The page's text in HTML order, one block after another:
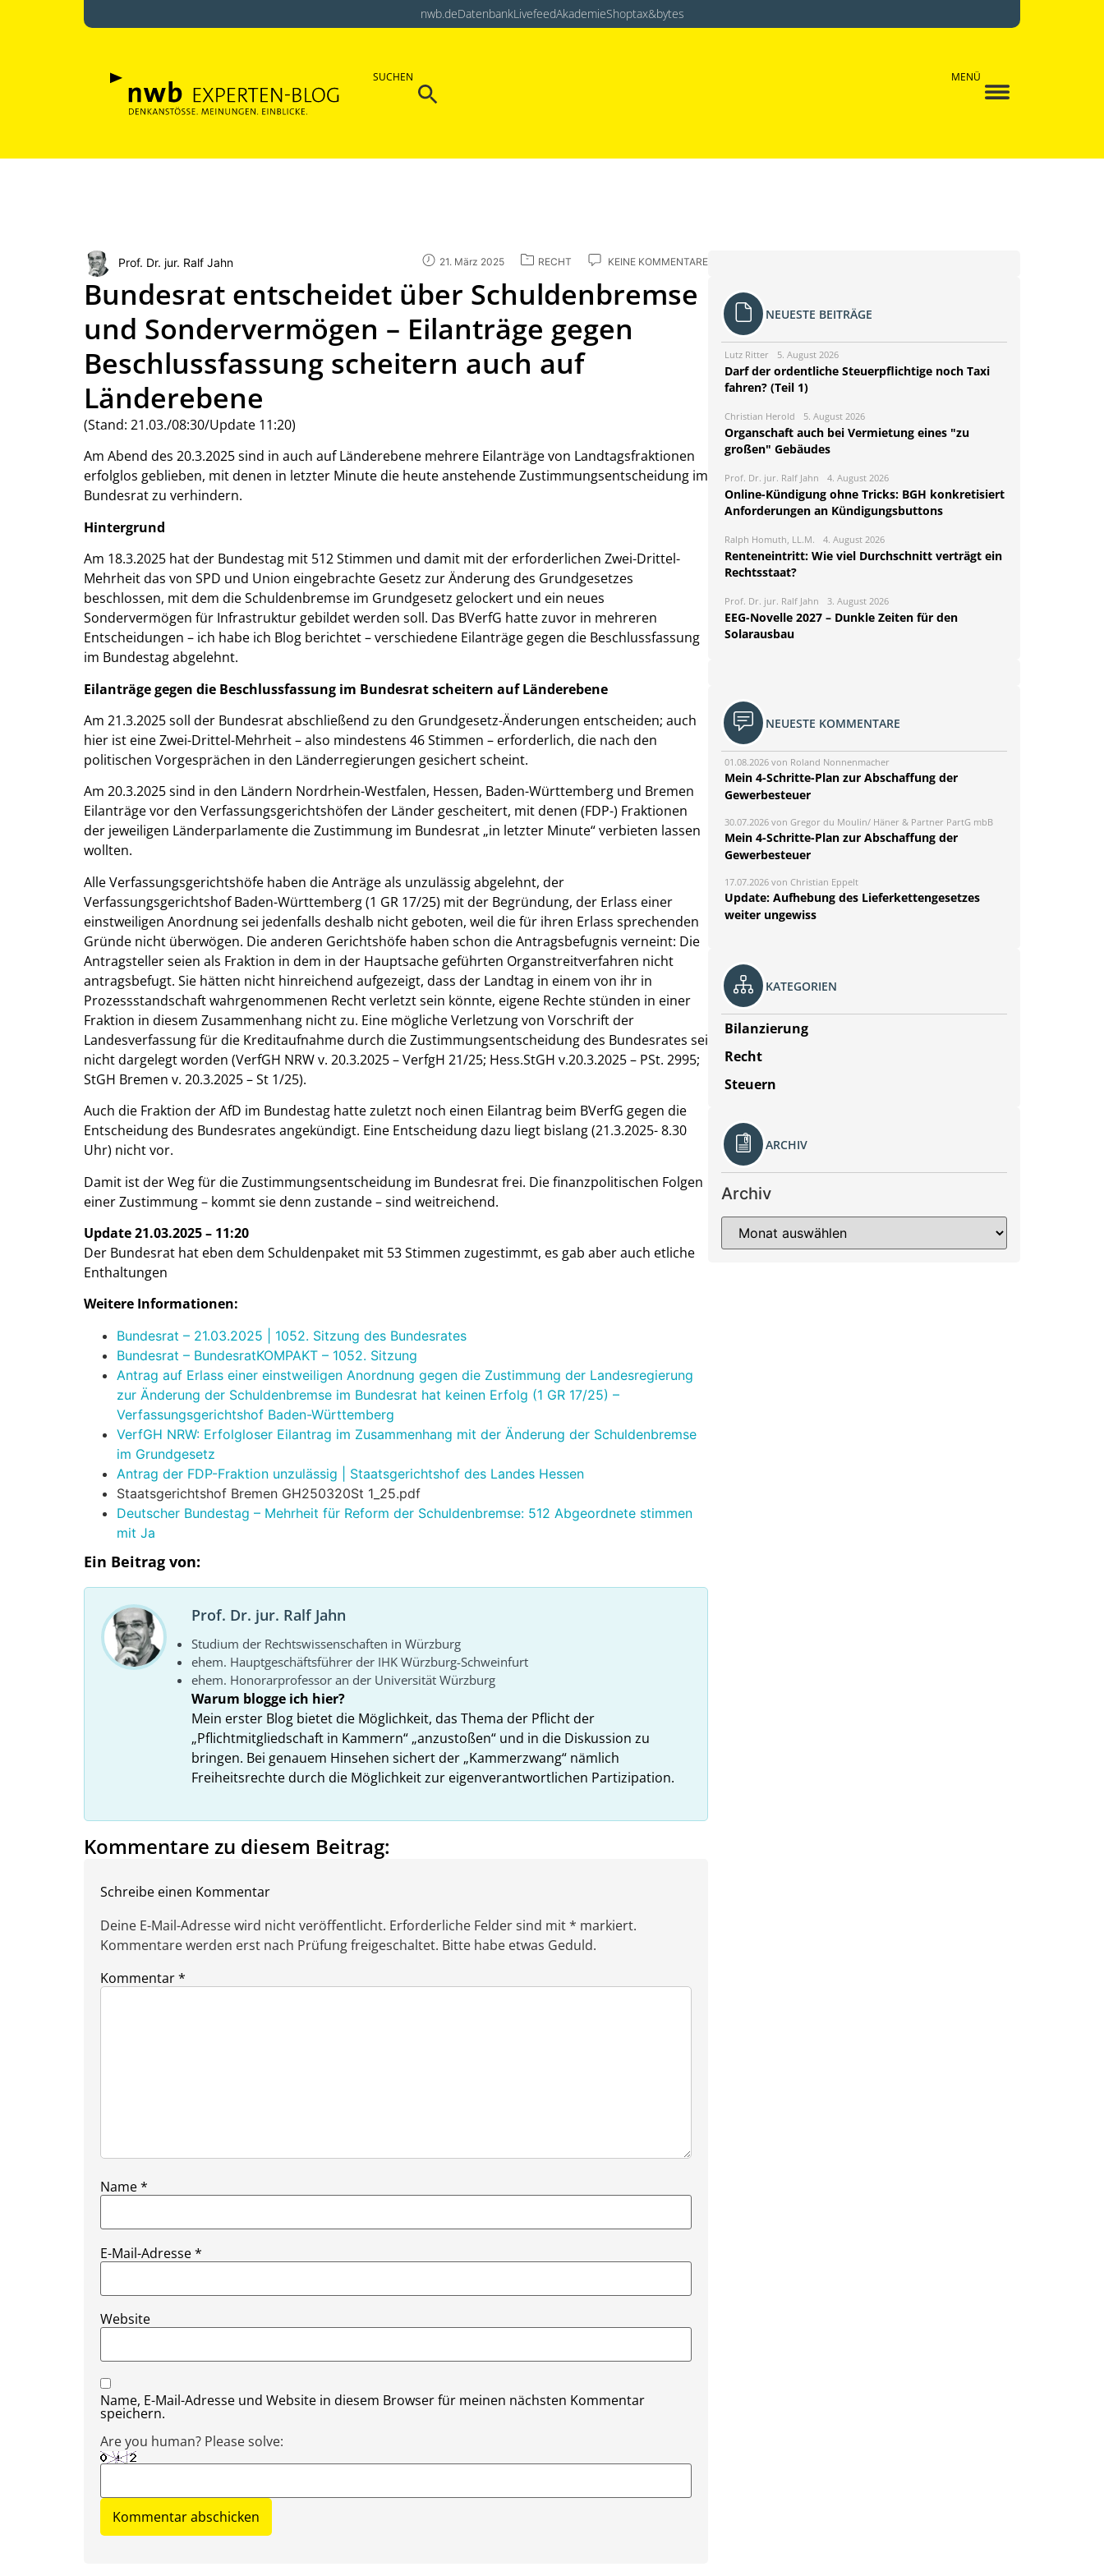
nwb.deDatenbankLivefeedAkademieShoptax&bytes
SUCHEN
Search
MENÜ
Prof. Dr. jur. Ralf Jahn 21. März 2025 RECHT KEINE KOMMENTARE
Bundesrat entscheidet über Schuldenbremse
und Sondervermögen – Eilanträge gegen
Beschlussfassung scheitern auch auf
Länderebene
(Stand: 21.03./08:30/Update 11:20)
Am Abend des 20.3.2025 sind in auch auf Länderebene mehrere Eilanträge von Landtagsfraktionen
erfolglos geblieben, mit denen in letzter Minute die heute anstehende Zustimmungsentscheidung im
Bundesrat zu verhindern.
Hintergrund
Am 18.3.2025 hat der Bundestag mit 512 Stimmen und damit mit der erforderlichen Zwei-Drittel-
Mehrheit das von SPD und Union eingebrachte Gesetz zur Änderung des Grundgesetzes
beschlossen, mit dem die Schuldenbremse im Grundgesetz gelockert und ein neues
Sondervermögen für Infrastruktur gebildet werden soll. Das BVerfG hatte zuvor in mehreren
Entscheidungen – ich habe ich Blog berichtet – verschiedene Eilanträge gegen die Beschlussfassung
im Bundestag abgelehnt.
Eilanträge gegen die Beschlussfassung im Bundesrat scheitern auf Länderebene
Am 21.3.2025 soll der Bundesrat abschließend zu den Grundgesetz-Änderungen entscheiden; auch
hier ist eine Zwei-Drittel-Mehrheit – also mindestens 46 Stimmen – erforderlich, die nach den
politischen Vorgesprächen in den Länderregierungen gesichert scheint.
Am 20.3.2025 sind in den Ländern Nordrhein-Westfalen, Hessen, Baden-Württemberg und Bremen
Eilanträge vor den Verfassungsgerichtshöfen der Länder gescheitert, mit denen (FDP-) Fraktionen
der jeweiligen Länderparlamente die Zustimmung im Bundesrat „in letzter Minute“ verbieten lassen
wollten.
Alle Verfassungsgerichtshöfe haben die Anträge als unzulässig abgelehnt, der
Verfassungsgerichtshof Baden-Württemberg (1 GR 17/25) mit der Begründung, der Erlass einer
einstweiligen Anordnung sei jedenfalls deshalb nicht geboten, weil die für ihren Erlass sprechenden
Gründe nicht überwögen. Die anderen Gerichtshöfe haben schon die Antragsbefugnis verneint: Die
Antragsteller seien als Fraktion in dem in der Hauptsache geführten Organstreitverfahren nicht
antragsbefugt. Sie hätten nicht hinreichend aufgezeigt, dass der Landtag in einem von ihr in
Prozessstandschaft wahrgenommenen Recht verletzt sein könnte, eigene Rechte stünden in einer
Fraktion in diesem Zusammenhang nicht zu. Eine mögliche Verletzung von Vorschrift der
Landesverfassung für die Kreditaufnahme durch die Zustimmungsentscheidung des Bundesrates sei
nicht dargelegt worden (VerfGH NRW v. 20.3.2025 – VerfgH 21/25; Hess.StGH v.20.3.2025 – PSt. 2995;
StGH Bremen v. 20.3.2025 – St 1/25).
Auch die Fraktion der AfD im Bundestag hatte zuletzt noch einen Eilantrag beim BVerfG gegen die
Entscheidung des Bundesrates angekündigt. Eine Entscheidung dazu liegt bislang (21.3.2025- 8.30
Uhr) nicht vor.
Damit ist der Weg für die Zustimmungsentscheidung im Bundesrat frei. Die finanzpolitischen Folgen
einer Zustimmung – kommt sie denn zustande – sind weitreichend.
Update 21.03.2025 – 11:20
Der Bundesrat hat eben dem Schuldenpaket mit 53 Stimmen zugestimmt, es gab aber auch etliche
Enthaltungen
Weitere Informationen:
Bundesrat – 21.03.2025 | 1052. Sitzung des Bundesrates
Bundesrat – BundesratKOMPAKT – 1052. Sitzung
Antrag auf Erlass einer einstweiligen Anordnung gegen die Zustimmung der Landesregierung
zur Änderung der Schuldenbremse im Bundesrat hat keinen Erfolg (1 GR 17/25) –
Verfassungsgerichtshof Baden-Württemberg
VerfGH NRW: Erfolgloser Eilantrag im Zusammenhang mit der Änderung der Schuldenbremse
im Grundgesetz
Antrag der FDP-Fraktion unzulässig | Staatsgerichtshof des Landes Hessen
Staatsgerichtshof Bremen GH250320St 1_25.pdf
Deutscher Bundestag – Mehrheit für Reform der Schuldenbremse: 512 Abgeordnete stimmen
mit Ja
Ein Beitrag von:
Prof. Dr. jur. Ralf Jahn
Studium der Rechtswissenschaften in Würzburg
ehem. Hauptgeschäftsführer der IHK Würzburg-Schweinfurt
ehem. Honorarprofessor an der Universität Würzburg
Warum blogge ich hier?
Mein erster Blog bietet die Möglichkeit, das Thema der Pflicht der
„Pflichtmitgliedschaft in Kammern“ „anzustoßen“ und in die Diskussion zu
bringen. Bei genauem Hinsehen sichert der „Kammerzwang“ nämlich
Freiheitsrechte durch die Möglichkeit zur eigenverantwortlichen Partizipation.
Kommentare zu diesem Beitrag:
Schreibe einen Kommentar
Deine E-Mail-Adresse wird nicht veröffentlicht. Erforderliche Felder sind mit * markiert.
Kommentare werden erst nach Prüfung freigeschaltet. Bitte habe etwas Geduld.
Kommentar*
Name*
E-Mail-Adresse*
Website
Name, E-Mail-Adresse und Website in diesem Browser für meinen nächsten Kommentar
speichern.
Are you human? Please solve:
NEUESTE BEITRÄGE
Lutz Ritter 5. August 2026
Darf der ordentliche Steuerpflichtige noch Taxi
fahren? (Teil 1)
Christian Herold 5. August 2026
Organschaft auch bei Vermietung eines "zu
großen" Gebäudes
Prof. Dr. jur. Ralf Jahn 4. August 2026
Online-Kündigung ohne Tricks: BGH konkretisiert
Anforderungen an Kündigungsbuttons
Ralph Homuth, LL.M. 4. August 2026
Renteneintritt: Wie viel Durchschnitt verträgt ein
Rechtsstaat?
Prof. Dr. jur. Ralf Jahn 3. August 2026
EEG-Novelle 2027 – Dunkle Zeiten für den
Solarausbau
NEUESTE KOMMENTARE
01.08.2026 von Roland Nonnenmacher
Mein 4-Schritte-Plan zur Abschaffung der
Gewerbesteuer
30.07.2026 von Gregor du Moulin/ Häner & Partner PartG mbB
Mein 4-Schritte-Plan zur Abschaffung der
Gewerbesteuer
17.07.2026 von Christian Eppelt
Update: Aufhebung des Lieferkettengesetzes
weiter ungewiss
KATEGORIEN
Bilanzierung
Recht
Steuern
ARCHIV
Archiv